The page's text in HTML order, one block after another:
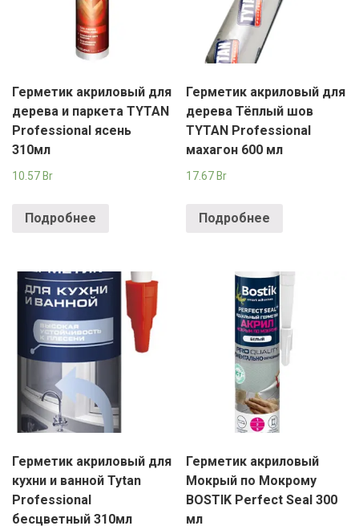
Герметик акриловый для
дерева и паркета TYTAN
Professional ясень
310мл
10.57 Br
Подробнее
Герметик акриловый для
дерева Тёплый шов
TYTAN Professional
махагон 600 мл
17.67 Br
Подробнее
Герметик акриловый для
кухни и ванной Tytan
Professional
бесцветный 310мл
Герметик акриловый
Мокрый по Мокрому
BOSTIK Perfect Seal 300
мл